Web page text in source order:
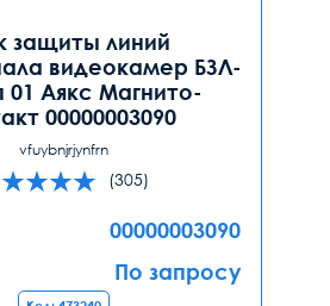
защиты линий
видеокамер БЗЛ-
01 Аякс Магнито-
00000003090
vfuybnjrjynfrn
(305)
00000003090
По запросу